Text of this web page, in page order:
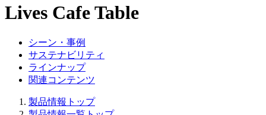
Lives Cafe Table
シーン・事例
サステナビリティ
ラインナップ
関連コンテンツ
製品情報トップ